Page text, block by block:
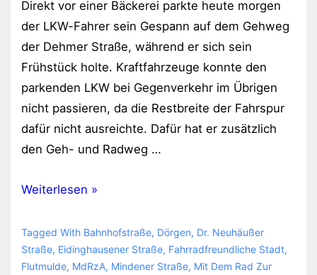
Direkt vor einer Bäckerei parkte heute morgen
der LKW-Fahrer sein Gespann auf dem Gehweg
der Dehmer Straße, während er sich sein
Frühstück holte. Kraftfahrzeuge konnte den
parkenden LKW bei Gegenverkehr im Übrigen
nicht passieren, da die Restbreite der Fahrspur
dafür nicht ausreichte. Dafür hat er zusätzlich
den Geh- und Radweg …
Rücksichtsvoll
Weiterlesen »
Tagged With Bahnhofstraße, Dörgen, Dr. Neuhäußer
Straße, Eidinghausener Straße, Fahrradfreundliche Stadt,
Flutmulde, MdRzA, Mindener Straße, Mit Dem Rad Zur